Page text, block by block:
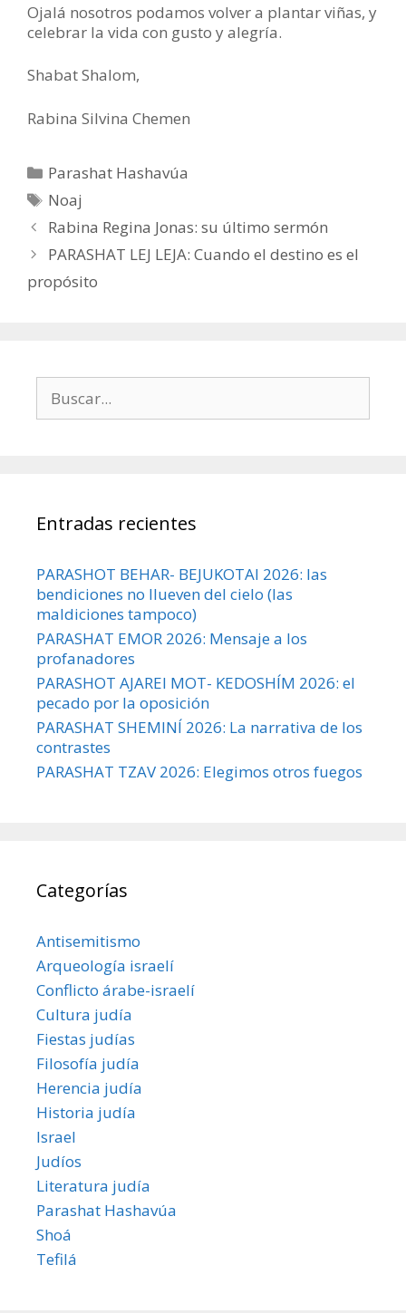
Ojalá nosotros podamos volver a plantar viñas, y
celebrar la vida con gusto y alegría.
Shabat Shalom,
Rabina Silvina Chemen
Categorías
Parashat Hashavúa
Etiquetas
Noaj
Rabina Regina Jonas: su último sermón
PARASHAT LEJ LEJA: Cuando el destino es el
propósito
Buscar:
Entradas recientes
PARASHOT BEHAR- BEJUKOTAI 2026: las
bendiciones no llueven del cielo (las
maldiciones tampoco)
PARASHAT EMOR 2026: Mensaje a los
profanadores
PARASHOT AJAREI MOT- KEDOSHÍM 2026: el
pecado por la oposición
PARASHAT SHEMINÍ 2026: La narrativa de los
contrastes
PARASHAT TZAV 2026: Elegimos otros fuegos
Categorías
Antisemitismo
Arqueología israelí
Conflicto árabe-israelí
Cultura judía
Fiestas judías
Filosofía judía
Herencia judía
Historia judía
Israel
Judíos
Literatura judía
Parashat Hashavúa
Shoá
Tefilá